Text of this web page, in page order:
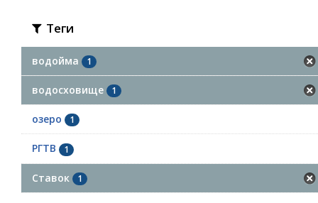
Теги
водойма 1
водосховище 1
озеро 1
РГТВ 1
Ставок 1